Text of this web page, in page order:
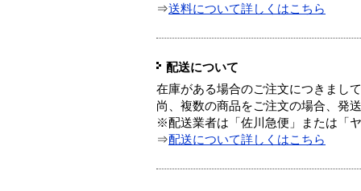
⇒送料について詳しくはこちら
配送について
在庫がある場合のご注文につきまし
尚、複数の商品をご注文の場合、発
※配送業者は「佐川急便」または「
⇒配送について詳しくはこちら